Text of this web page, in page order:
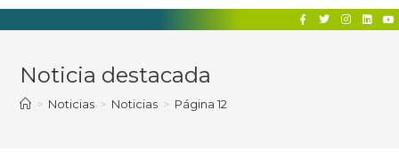
Noticia destacada
> Noticias > Noticias > Página 12